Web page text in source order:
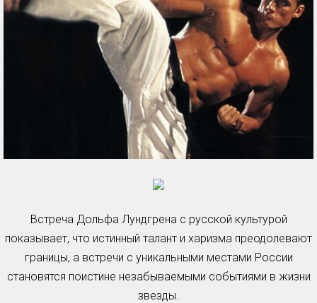
Встреча Дольфа Лундгрена с русской культурой
показывает, что истинный талант и харизма преодолевают
границы, а встречи с уникальными местами России
становятся поистине незабываемыми событиями в жизни
звезды.